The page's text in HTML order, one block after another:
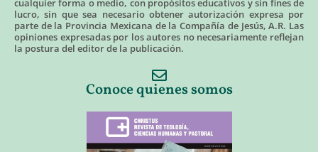
cualquier forma o medio, con propósitos educativos y sin fines de
lucro, sin que sea necesario obtener autorización expresa por
parte de la Provincia Mexicana de la Compañía de Jesús, A.R. Las
opiniones expresadas por los autores no necesariamente reflejan
la postura del editor de la publicación.
Conoce quienes somos